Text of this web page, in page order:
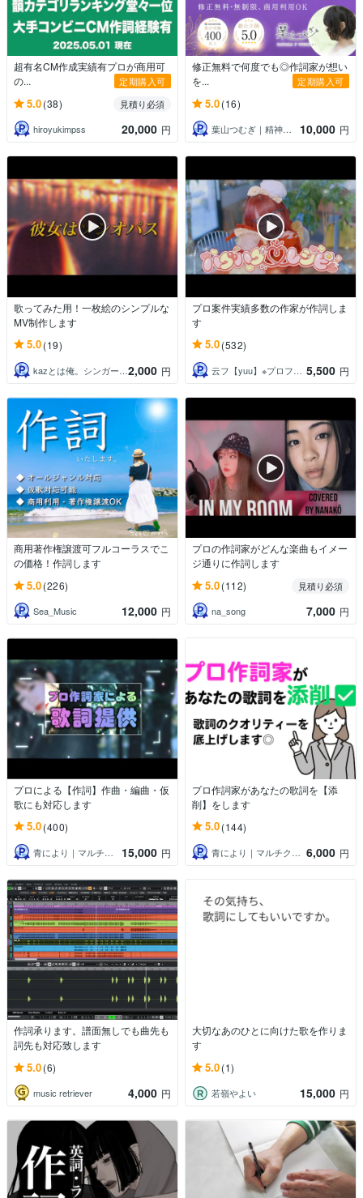
超有名CM作成実績有プロが商用可
の...
定期購入可
5.0(38)
見積り必須
hiroyukimpss
20,000 円
修正無料で何度でも◎作詞家が想い
を...
定期購入可
5.0(16)
葉山つむぎ｜精神科看護師・書く人 10,000 円
歌ってみた用！一枚絵のシンプルな
MV制作します
5.0(19)
kazとは俺。シンガーソングライター。 2,000 円
プロ案件実績多数の作家が作詞しま
す
5.0(532)
云フ【yuu】※プロフィールご確認下さい 5,500 円
商用著作権譲渡可フルコーラスでこ
の価格！作詞します
5.0(226)
Sea_Music 12,000 円
プロの作詞家がどんな楽曲もイメー
ジ通りに作詞します
5.0(112)
見積り必須
na_song
7,000 円
プロによる【作詞】作曲・編曲・仮
歌にも対応します
5.0(400)
青により｜マルチクリエイター 15,000 円
プロ作詞家があなたの歌詞を【添
削】をします
5.0(144)
青により｜マルチクリエイター 6,000 円
作詞承ります。譜面無しでも曲先も
詞先も対応致します
5.0(6)
music retriever 4,000 円
大切なあのひとに向けた歌を作りま
す
5.0(1)
若嶺やよい 15,000 円